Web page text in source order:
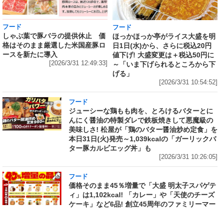
フード
しゃぶ葉で豚バラの提供休止 価
格はそのまま厳選した米国産豚ロ
ースを新たに導入
[2026/3/31 12:49:33]
フード
ほっかほっか亭がライス大盛を明
日1日(水)から、さらに税込20円
値下げ! 大盛変更は＋税込50円に
～「いま下げられるところから下
げる」
[2026/3/31 10:54:52]
フード
ジューシーな鶏もも肉を、とろけるバターとに
んにく醤油の特製ダレで鉄板焼きして悪魔級の
美味しさ! 松屋が「鶏のバター醤油炒め定食」を
本日31日(火)発売～1,039kcalの「ガーリックバ
ター豚カルビエッグ丼」も
[2026/3/31 10:26:05]
フード
価格そのまま45％増量で「大盛 明太子スパゲテ
ィ」は1,102kcal! 「カレー」や「天使のチーズ
ケーキ」など6品! 創立45周年のファミリーマー